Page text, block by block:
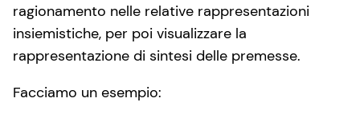
ragionamento nelle relative rappresentazioni
insiemistiche, per poi visualizzare la
rappresentazione di sintesi delle premesse.
Facciamo un esempio: